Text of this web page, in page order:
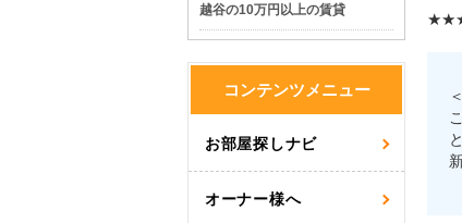
越谷の10万円以上の賃貸
コンテンツメニュー
お部屋探しナビ
オーナー様へ